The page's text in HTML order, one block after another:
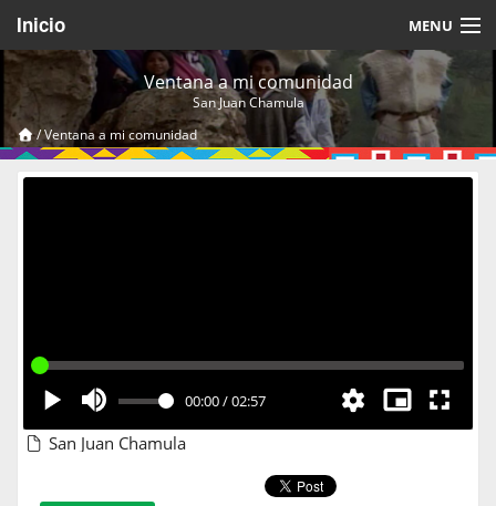
Inicio MENU
Acerca de
Videos Temáticos
Cerrar Sesión
Ventana a mi comunidad
San Juan Chamula
/Ventana a mi comunidad
00:00/02:57
San Juan Chamula